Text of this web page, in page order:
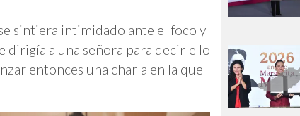
sintiera intimidado ante el foco y
dirigía a una señora para decirle lo
entonces una charla en la que